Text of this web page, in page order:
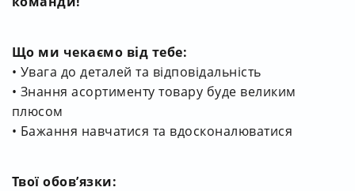
Що ми чекаємо від тебе:
• Увага до деталей та відповідальність
• Знання асортименту товару буде великим
плюсом
• Бажання навчатися та вдосконалюватися
Твої обов’язки: